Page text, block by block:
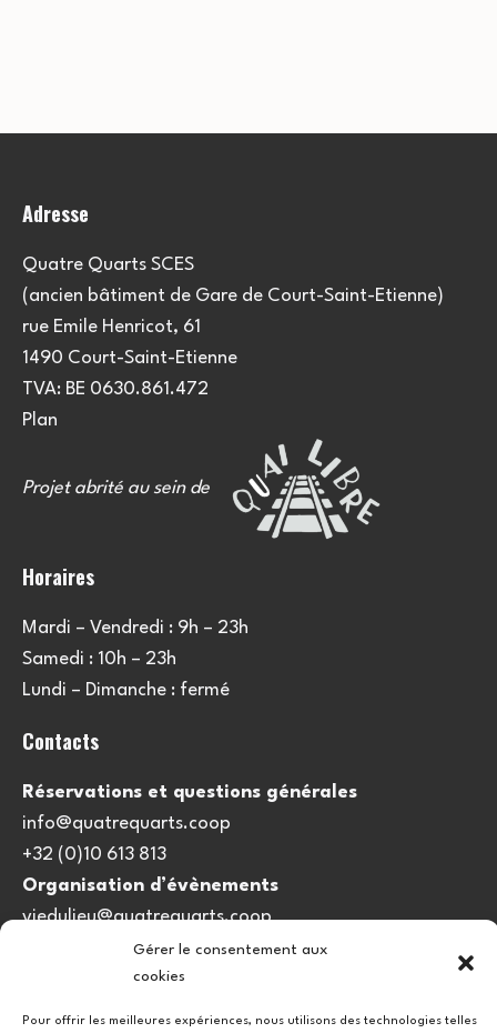
Gérer le consentement aux
cookies
Pour offrir les meilleures expériences, nous utilisons des technologies telles
Adresse
Quatre Quarts SCES
(ancien bâtiment de Gare de Court-Saint-Etienne)
rue Emile Henricot, 61
1490 Court-Saint-Etienne
TVA: BE 0630.861.472
Plan
Projet abrité au sein de
Horaires
Mardi – Vendredi : 9h – 23h
Samedi : 10h – 23h
Lundi – Dimanche : fermé
Contacts
Réservations et questions générales
info@quatrequarts.coop
+32 (0)10 613 813
Organisation d’évènements
viedulieu@quatrequarts.coop
Politique de cookies (UE)